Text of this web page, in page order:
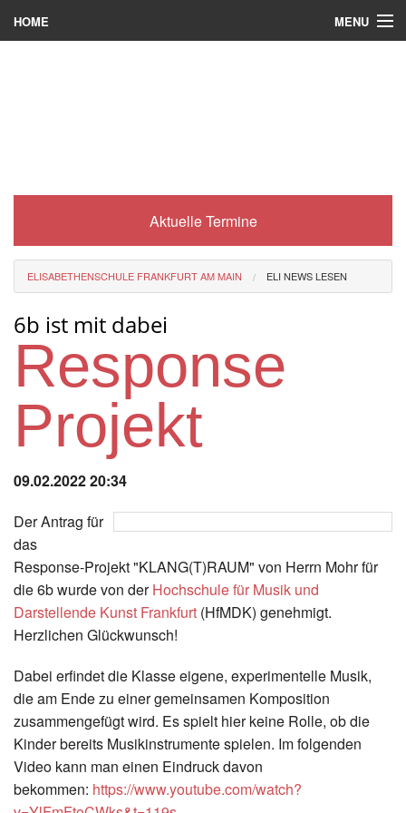
HOME MENU
Eli-Portal
Förderverein
Instagram
Aktuelle Termine
ELISABETHENSCHULE FRANKFURT AM MAIN ELI NEWS LESEN
6b ist mit dabei
Response
Projekt
09.02.2022 20:34
Der Antrag für
das
Response-Projekt "KLANG(T)RAUM" von Herrn Mohr für
die 6b wurde von derHochschule für Musik und
Darstellende Kunst Frankfurt (HfMDK) genehmigt.
Herzlichen Glückwunsch!
Dabei erfindet die Klasse eigene, experimentelle Musik,
die am Ende zu einer gemeinsamen Komposition
zusammengefügt wird. Es spielt hier keine Rolle, ob die
Kinder bereits Musikinstrumente spielen. Im folgenden
Video kann man einen Eindruck davon
bekommen: https://www.youtube.com/watch?